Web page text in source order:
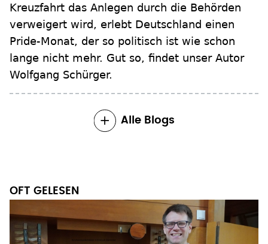
Kreuzfahrt das Anlegen durch die Behörden
verweigert wird, erlebt Deutschland einen
Pride-Monat, der so politisch ist wie schon
lange nicht mehr. Gut so, findet unser Autor
Wolfgang Schürger.
Alle Blogs
OFT GELESEN